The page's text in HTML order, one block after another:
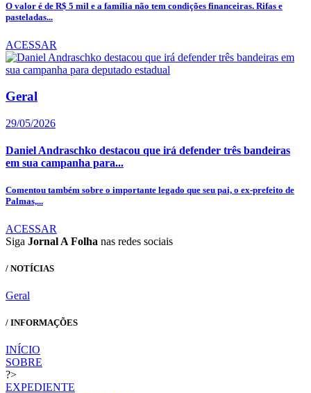
O valor é de R$ 5 mil e a família não tem condições financeiras. Rifas e
pasteladas...
ACESSAR
Geral
29/05/2026
Daniel Andraschko destacou que irá defender três bandeiras
em sua campanha para...
Comentou também sobre o importante legado que seu pai, o ex-prefeito de
Palmas,...
ACESSAR
Siga Jornal A Folha nas redes sociais
/ NOTÍCIAS
Geral
/ INFORMAÇÕES
INÍCIO
SOBRE
?>
EXPEDIENTE